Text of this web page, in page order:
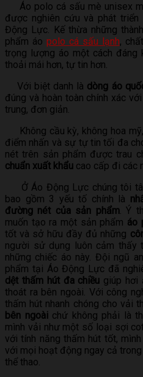
Áo polo cá sấu mè unisex
được nghiên cứu và phát
Động Lực. Kế thừa những
phẩm áo polo cá sấu lạnh,
trọng lượng áo một cách đáng
thoải mái hơn, tự tin hơn.
Với biệt danh là dòng áo
đúng và hoàn toàn chính xác
trung, đơn giản.
Không cầu kỳ, không hoa
điểm nhấn và sự tự tin tối đa
nét trên sản phẩm được trau
chuẩn xuất khẩu cao cấp đi các
Ở Áo Động Lực chúng tôi
bao gồm 3 yếu tố chính là
đường nét của sản phẩm. Ý
muốn tạo ra một sản phẩm áo
tốt và sở hữu đầy đủ những
người sử dụng luôn cảm
những chiếc áo này. Đội ngũ
phẩm tại Áo Động Lực đã
dệt thấm hút đa chiều giúp hơi
thoát ra bên ngoài. Với công
thấm hút nhanh chóng cho vải
bên ngoàichứ không phải là
mình vải như một số loại sợi
với tính năng thấm hút tốt,
với mọi hoạt động ngay cả
thể thao.